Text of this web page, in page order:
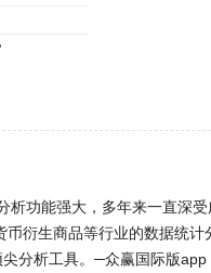
功能强大，多年来一直深受
衍生商品等行业的数据统
分析工具。─众赢国际版app